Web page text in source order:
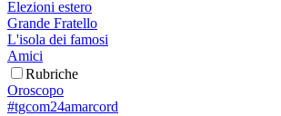
Elezioni estero
Grande Fratello
L'isola dei famosi
Amici
Rubriche
Oroscopo
#tgcom24amarcord